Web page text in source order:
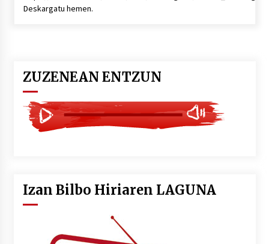
2026/07/03
Deskargatu hemen.
ZUZENEAN ENTZUN
Izan Bilbo Hiriaren LAGUNA